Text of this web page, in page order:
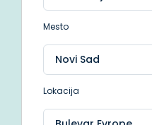
Mesto
Lokacija